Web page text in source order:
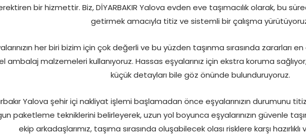
bir hizmettir. Biz, DİYARBAKIR Yalova evden eve taşımacılık olarak, bu
getirmek amacıyla titiz ve sistemli bir çalışma
her biri bizim için çok değerli ve bu yüzden taşınma sırasında zararları
ambalaj malzemeleri kullanıyoruz. Hassas eşyalarınız için ekstra koruma
küçük detayları bile göz önünde bulunduruyoruz.
Yalova şehir içi nakliyat işlemi başlamadan önce eşyalarınızın durumunu
paketleme tekniklerini belirleyerek, uzun yol boyunca eşyalarınızın güvenle
ekip arkadaşlarımız, taşıma sırasında oluşabilecek olası risklere karşı